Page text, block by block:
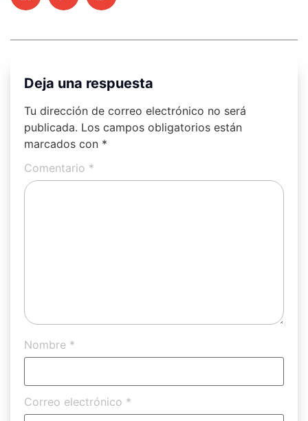
Deja una respuesta
Tu dirección de correo electrónico no será
publicada. Los campos obligatorios están
marcados con *
Comentario *
Nombre *
Correo electrónico *